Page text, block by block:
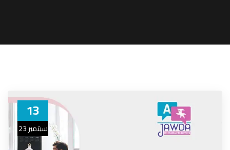
13
سبتمبر 23